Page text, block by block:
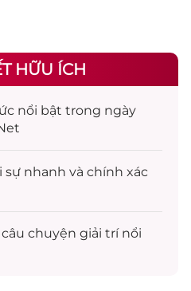
HỮU ÍCH
nổi bật trong ngày
sự nhanh và chính xác
chuyện giải trínổi